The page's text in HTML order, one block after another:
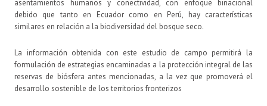
asentamientos humanos y conectividad, con enfoque binacional
debido que tanto en Ecuador como en Perú, hay características
similares en relación a la biodiversidad del bosque seco.
La información obtenida con este estudio de campo permitirá la
formulación de estrategias encaminadas a la protección integral de las
reservas de biósfera antes mencionadas, a la vez que promoverá el
desarrollo sostenible de los territorios fronterizos